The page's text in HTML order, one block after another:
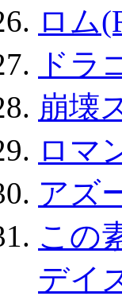
ロム
ドラ
崩壊
ロマ
アズ
この
デイ